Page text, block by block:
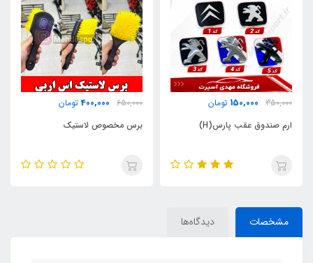
650,000
400,000 تومان
برس مخصوص لاستیک
450,000
200,000 تومان
پک استیکر برچسب
مشخصات دیدگاه‌ها